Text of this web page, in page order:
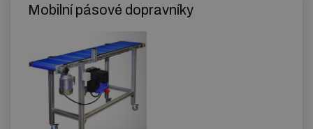
Mobilní pásové dopravníky